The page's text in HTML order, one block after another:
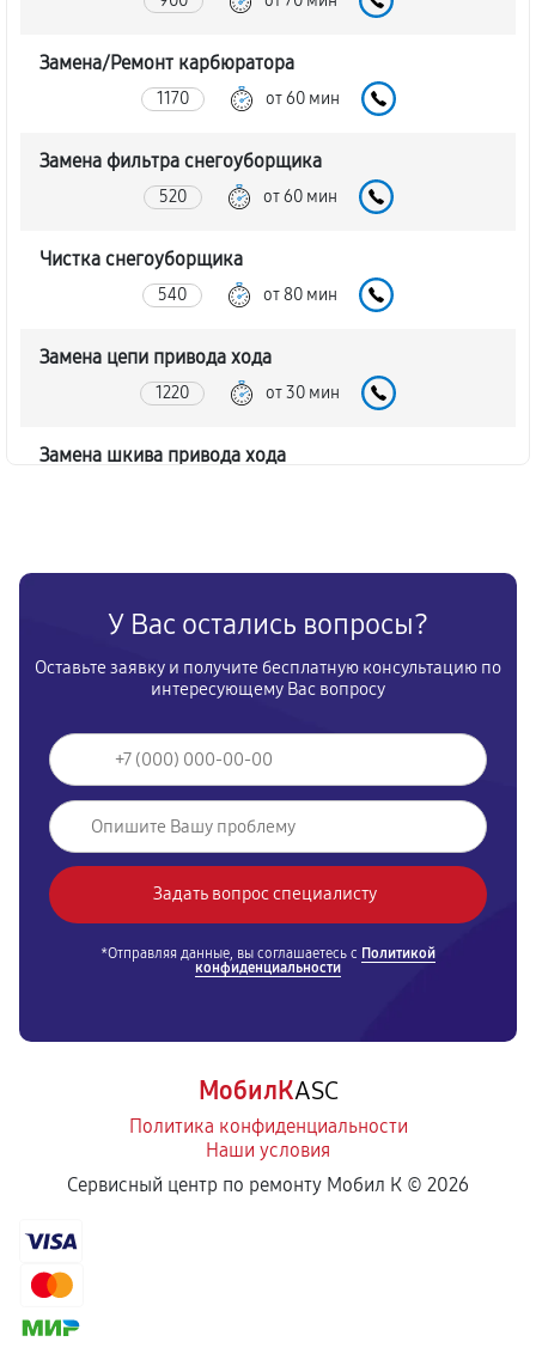
Замена/Pемонт карбюратора
1170 от 60 мин
Замена фильтра снегоуборщика
520 от 60 мин
Чистка снегоуборщика
540 от 80 мин
Замена цепи привода хода
1220 от 30 мин
Замена шкива привода хода
1490 от 40 мин
Смазка осей привода снегоуборщика
1260 от 90 мин
Замена сцепления снегоуборщика
990
Смазка втулок снегоуборщика
от 50 мин
Замена подшипника колеса
от 50 мин
Замена кронштейна трансмиссии
1220 от 70 мин
Ремонт втулок колес снегоуборщика
Ремонт фрикционного диска
У Вас остались вопросы?
Оставьте заявку и получите бесплатную консультацию по
интересующему Вас вопросу
*Отправляя данные, вы соглашаетесь с Политикой
конфиденциальности
МобилКASC
Политика конфиденциальности
Наши условия
Сервисный центр по ремонту Мобил К © 2026